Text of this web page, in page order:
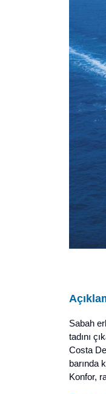
Sabah
tadını
Costa
barında
Konfor,